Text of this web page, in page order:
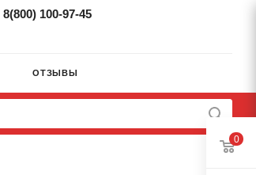
8(800) 100-97-45
ОТЗЫВЫ
0